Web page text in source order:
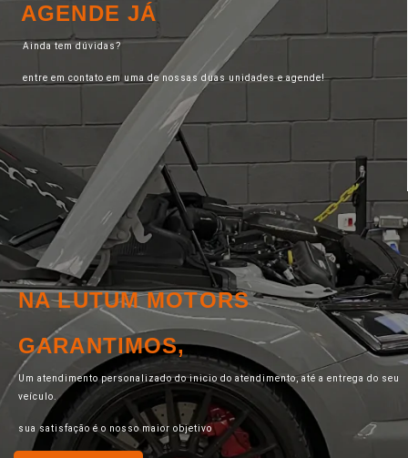
AGENDE JÁ
Ainda tem dúvidas?
entre em contato em uma de nossas duas unidades e agende!
NA LUTUM MOTORS
GARANTIMOS,
Um atendimento personalizado do inicio do atendimento, até a entrega do seu
veículo.
sua satisfação é o nosso maior objetivo